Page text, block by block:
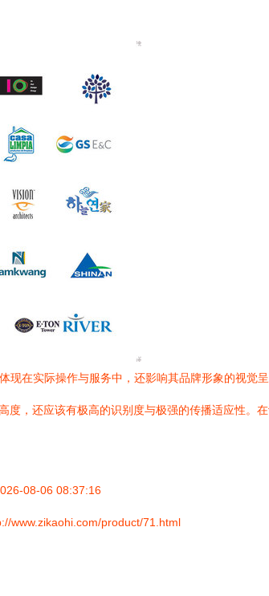
在实际操作与服务中，还影响其品牌形象的视觉
，还应该有极高的识别度与极强的传播适应性。
08-06 08:37:16
www.zikaohi.com/product/71.html